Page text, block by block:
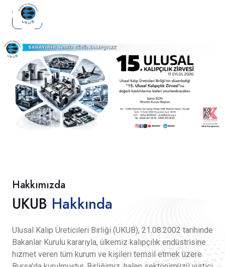
Previous
Hakkımızda
UKUB Hakkında
Ulusal Kalıp Üreticileri Birliği (UKUB), 21.08.2002 tarihinde
Bakanlar Kurulu kararıyla, ülkemiz kalıpçılık endüstrisine
hizmet veren tüm kurum ve kişileri temsil etmek üzere